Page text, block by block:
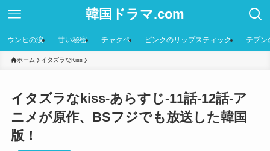
韓国ドラマ.com
ウンヒの涙 甘い秘密 チャクペ ピンクのリップスティック テプン
ホーム イタズラなKiss
イタズラなkiss-あらすじ-11話-12話-ア
ニメが原作、BSフジでも放送した韓国
版！